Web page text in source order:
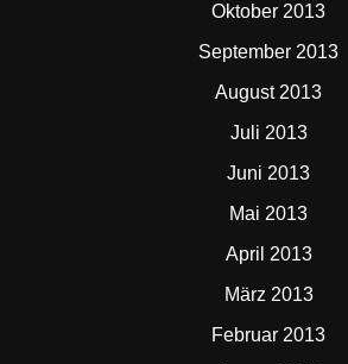
Oktober 2013
September 2013
August 2013
Juli 2013
Juni 2013
Mai 2013
April 2013
März 2013
Februar 2013